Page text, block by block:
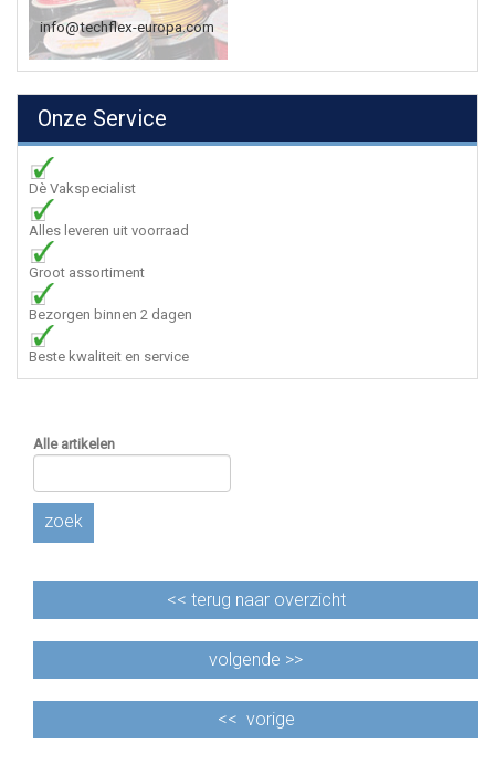
info@techflex-europa.com
Onze Service
Dè Vakspecialist
Alles leveren uit voorraad
Groot assortiment
Bezorgen binnen 2 dagen
Beste kwaliteit en service
Alle artikelen
zoek
<< terug naar overzicht
volgende >>
<< vorige